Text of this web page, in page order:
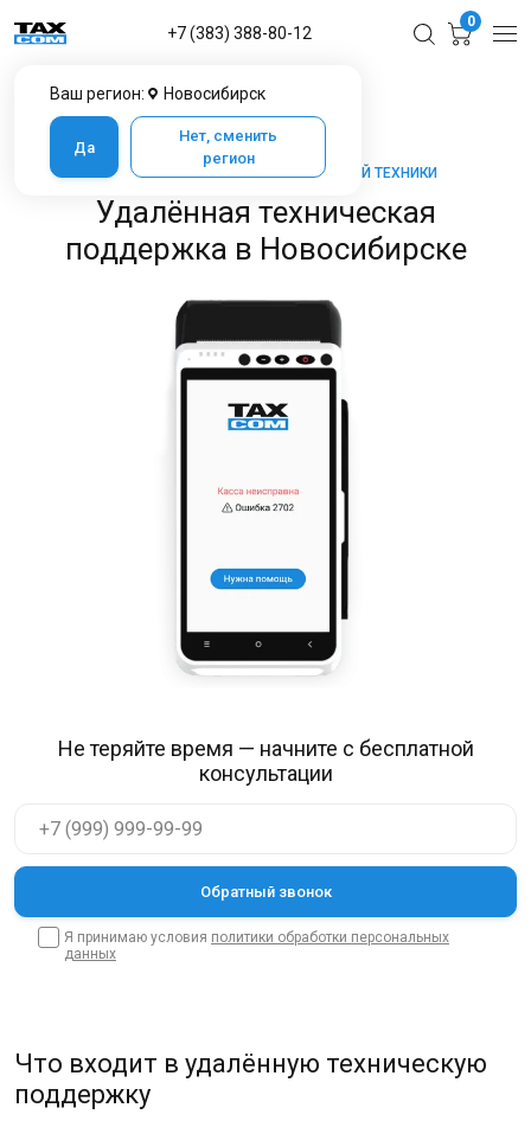
Ваш регион: Новосибирск
Да
Нет, сменить
регион
+7 (383) 388-80-12
0
Главная
Услуги ЦТО в Новосибирске
Удалённая техническая поддержка
ТАКСКОМ-КАССА — МАРКЕТ КАССОВОЙ ТЕХНИКИ
Удалённая техническая
поддержка в Новосибирске
Не теряйте время — начните с бесплатной
консультации
Я принимаю условия политики обработки персональных
данных
Что входит в удалённую техническую
поддержку